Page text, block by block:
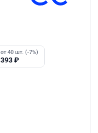
от 40 шт. (-7%)
393₽